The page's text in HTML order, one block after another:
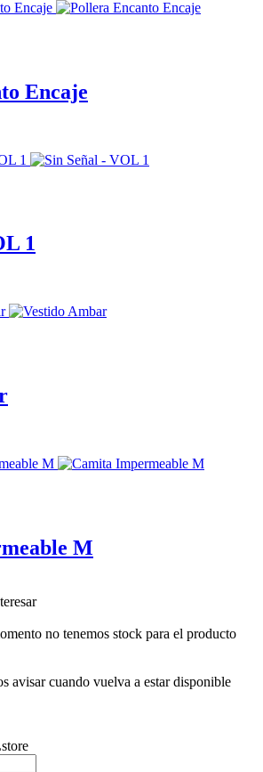
Encaje
1
M
no tenemos stock para el producto
avisar cuando vuelva a estar disponible